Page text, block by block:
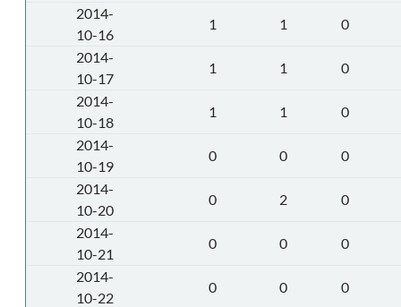
2014-
10-16
1 1
0
2014-
10-17
1 1
0
2014-
10-18
1 1
0
2014-
10-19
0 0
0
2014-
10-20
0 2
0
2014-
10-21
0 0
0
2014-
10-22
0 0
0